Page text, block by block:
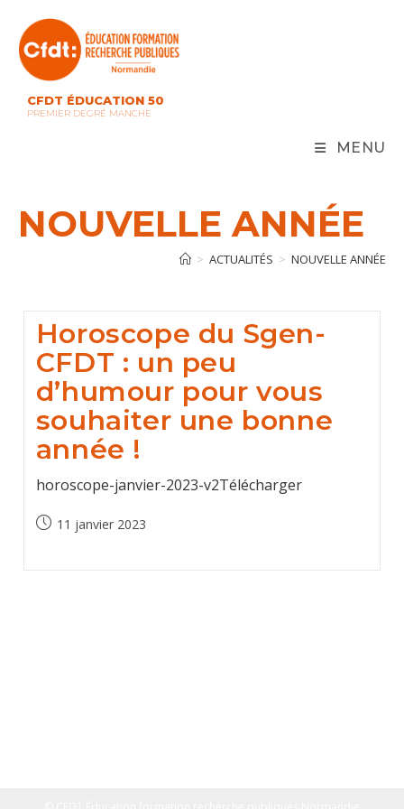
content
CFDT ÉDUCATION 50
PREMIER DEGRÉ MANCHE
MENU
NOUVELLE ANNÉE
> ACTUALITÉS > NOUVELLE ANNÉE
Horoscope du Sgen-
CFDT : un peu
d’humour pour vous
souhaiter une bonne
année !
horoscope-janvier-2023-v2Télécharger
Publication
11 janvier 2023